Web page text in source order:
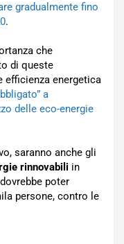
gradualmente fino
.
che
di queste
efficienza energetica
a
delle eco-energie
saranno anche gli
rinnovabili in
poter
persone, contro le